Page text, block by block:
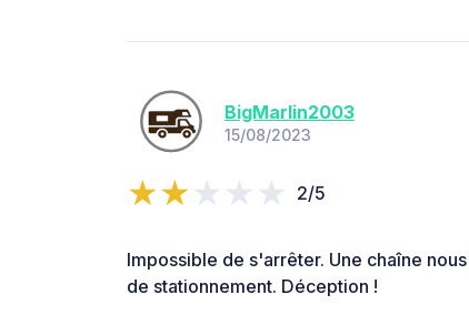
BigMarlin2003
15/08/2023
2/5
Impossible de s'arrêter. Une chaîne
de stationnement. Déception !